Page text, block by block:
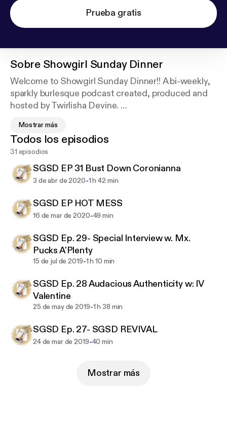
Prueba gratis
Sobre Showgirl Sunday Dinner
Welcome to Showgirl Sunday Dinner!! A bi-weekly,
sparkly burlesque podcast created, produced and
hosted by Twirlisha Devine.
living, loving, training and performing all over the
world from an unapologetically Black perspective!!!
Mostrar más
Todos los episodios
31 episodios
SGSD EP 31 Bust Down Coronianna
3 de abr de 2020-1 h 42 min
SGSD EP HOT MESS
16 de mar de 2020-49 min
SGSD Ep. 29- Special Interview w. Mx.
Pucks A'Plenty
15 de jul de 2019-1 h 10 min
SGSD Ep. 28 Audacious Authenticity w: IV
Valentine
25 de may de 2019-1 h 38 min
SGSD Ep. 27- SGSD REVIVAL
24 de mar de 2019-40 min
Mostrar más